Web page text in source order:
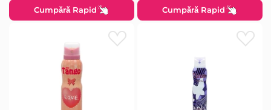
Cumpără Rapid Cumpără Rapid